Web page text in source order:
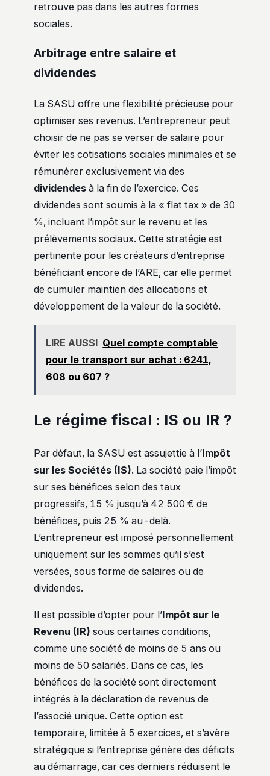
retrouve pas dans les autres formes
sociales.
Arbitrage entre salaire et
dividendes
La SASU offre une flexibilité précieuse pour
optimiser ses revenus. L’entrepreneur peut
choisir de ne pas se verser de salaire pour
éviter les cotisations sociales minimales et se
rémunérer exclusivement via des
dividendes à la fin de l’exercice. Ces
dividendes sont soumis à la « flat tax » de 30
%, incluant l’impôt sur le revenu et les
prélèvements sociaux. Cette stratégie est
pertinente pour les créateurs d’entreprise
bénéficiant encore de l’ARE, car elle permet
de cumuler maintien des allocations et
développement de la valeur de la société.
LIRE AUSSI Quel compte comptable
pour le transport sur achat : 6241,
608 ou 607 ?
Le régime fiscal : IS ou IR ?
Par défaut, la SASU est assujettie à l’Impôt
sur les Sociétés (IS). La société paie l’impôt
sur ses bénéfices selon des taux
progressifs, 15 % jusqu’à 42 500 € de
bénéfices, puis 25 % au-delà.
L’entrepreneur est imposé personnellement
uniquement sur les sommes qu’il s’est
versées, sous forme de salaires ou de
dividendes.
Il est possible d’opter pour l’Impôt sur le
Revenu (IR) sous certaines conditions,
comme une société de moins de 5 ans ou
moins de 50 salariés. Dans ce cas, les
bénéfices de la société sont directement
intégrés à la déclaration de revenus de
l’associé unique. Cette option est
temporaire, limitée à 5 exercices, et s’avère
stratégique si l’entreprise génère des déficits
au démarrage, car ces derniers réduisent le